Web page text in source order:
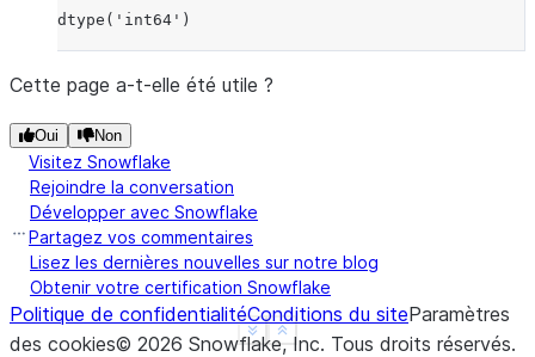
dtype('int64')
Show less
See more
Cette page a-t-elle été utile ?
Oui Non
Visitez Snowflake
Rejoindre la conversation
Développer avec Snowflake
Partagez vos commentaires
Lisez les dernières nouvelles sur notre blog
Obtenir votre certification Snowflake
Politique de confidentialitéConditions du siteParamètres
des cookies© 2026 Snowflake, Inc. Tous droits réservés.